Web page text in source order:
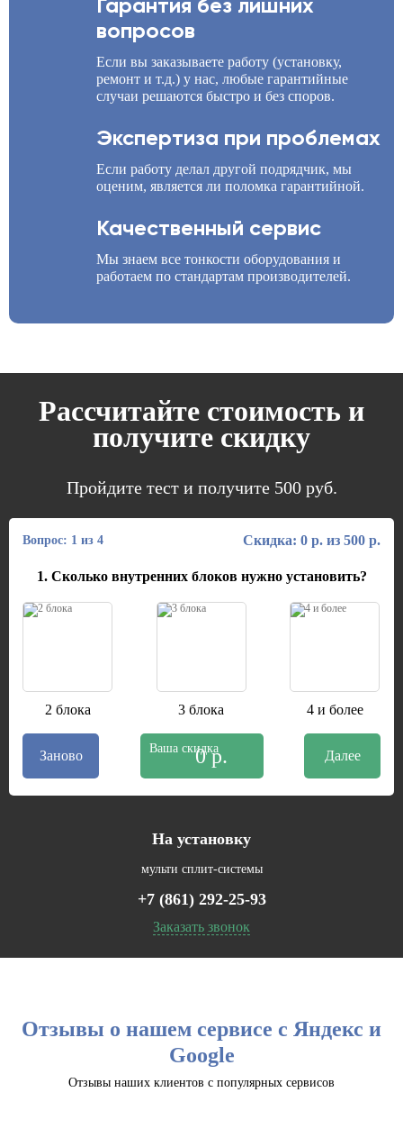
вопросов
Если вы заказываете работу (установку,
ремонт и т.д.) у нас, любые гарантийные
случаи решаются быстро и без споров.
Экспертиза при проблемах
Если работу делал другой подрядчик, мы
оценим, является ли поломка гарантийной.
Качественный сервис
Мы знаем все тонкости оборудования и
работаем по стандартам производителей.
Рассчитайте стоимость и
получите скидку
Пройдите тест и получите 500 руб.
Ваша скидка
0 р.
Скидка: 0 р. из 500 р.
1. Сколько внутренних блоков нужно установить?
2 блока 3 блока 4 и более
Вопрос: 1 из 4
Заново
На установку
мульти сплит-системы
+7 (861) 292-25-93
Заказать звонок
Отзывы о нашем сервисе с Яндекс и
Google
Отзывы наших клиентов с популярных сервисов